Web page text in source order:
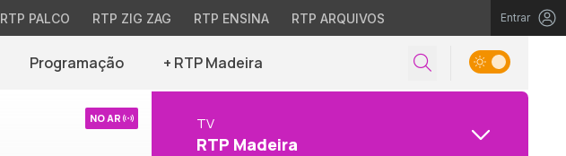
RTP PALCO RTP ZIG ZAG RTP ENSINA RTP ARQUIVOS Entrar
Programação + RTP Madeira
NO AR TV
RTP Madeira